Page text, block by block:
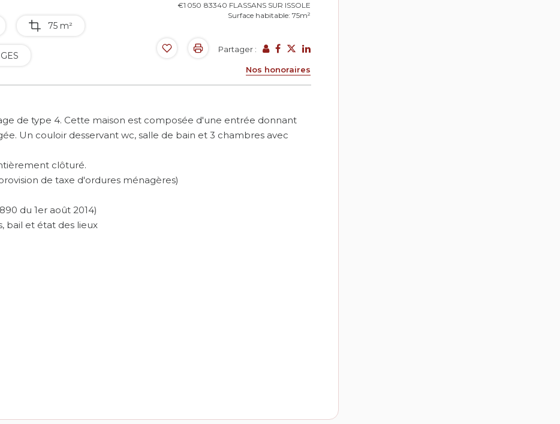
75 m²
€1 050 83340 FLASSANS SUR ISSOLE
Surface habitable: 75m²
Partager :
Nos honoraires
de type 4. Cette maison est composée d'une entrée donnant
Un couloir desservant wc, salle de bain et 3 chambres avec
clôturé.
de taxe d'ordures ménagères)
du 1er août 2014)
bail et état des lieux